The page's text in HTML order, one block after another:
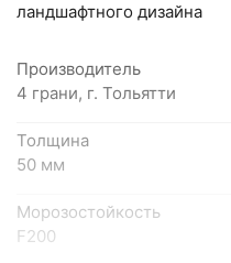
пн-пт с 9:00 до 18:00, сб с
+7 (993) 993-77-
Написать в МАКС
Написать на почту
ландшафтного дизайна
Производитель
4 грани, г. Тольятти
Толщина
50 мм
Морозостойкость
F200